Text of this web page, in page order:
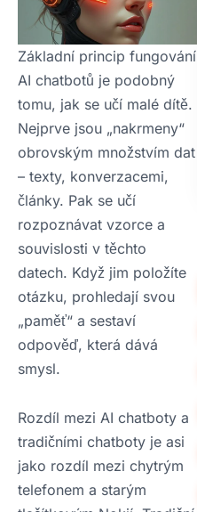
Základní princip fungování
AI chatbotů je podobný
tomu, jak se učí malé dítě.
Nejprve jsou „nakrmeny“
obrovským množstvím dat
– texty, konverzacemi,
články. Pak se učí
rozpoznávat vzorce a
souvislosti v těchto
datech. Když jim položíte
otázku, prohledají svou
„paměť“ a sestaví
odpověď, která dává
smysl.
Rozdíl mezi AI chatboty a
tradičními chatboty je asi
jako rozdíl mezi chytrým
telefonem a starým